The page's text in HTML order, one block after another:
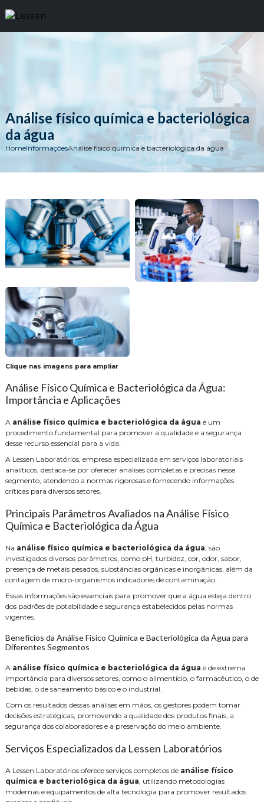
Análise físico química e bacteriológica
da água
HomeInformaçõesAnálise físico química e bacteriológica da água
Clique nas imagens para ampliar
Análise Físico Química e Bacteriológica da Água:
Importância e Aplicações
A análise físico química e bacteriológica da água é um
procedimento fundamental para promover a qualidade e a segurança
desse recurso essencial para a vida.
A Lessen Laboratórios, empresa especializada em serviços laboratoriais
analíticos, destaca-se por oferecer análises completas e precisas nesse
segmento, atendendo a normas rigorosas e fornecendo informações
críticas para diversos setores.
Principais Parâmetros Avaliados na Análise Físico
Química e Bacteriológica da Água
Na análise físico química e bacteriológica da água, são
investigados diversos parâmetros, como pH, turbidez, cor, odor, sabor,
presença de metais pesados, substâncias orgânicas e inorgânicas, além da
contagem de micro-organismos indicadores de contaminação.
Essas informações são essenciais para promover que a água esteja dentro
dos padrões de potabilidade e segurança estabelecidos pelas normas
vigentes.
Benefícios da Análise Físico Química e Bacteriológica da Água para
Diferentes Segmentos
A análise físico química e bacteriológica da água é de extrema
importância para diversos setores, como o alimentício, o farmacêutico, o de
bebidas, o de saneamento básico e o industrial.
Com os resultados dessas análises em mãos, os gestores podem tomar
decisões estratégicas, promovendo a qualidade dos produtos finais, a
segurança dos colaboradores e a preservação do meio ambiente.
Serviços Especializados da Lessen Laboratórios
A Lessen Laboratórios oferece serviços completos de análise físico
química e bacteriológica da água, utilizando metodologias
modernas e equipamentos de alta tecnologia para promover resultados